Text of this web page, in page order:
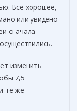
Все хорошее,
или увидено
сначала
изменить
7,5
те же